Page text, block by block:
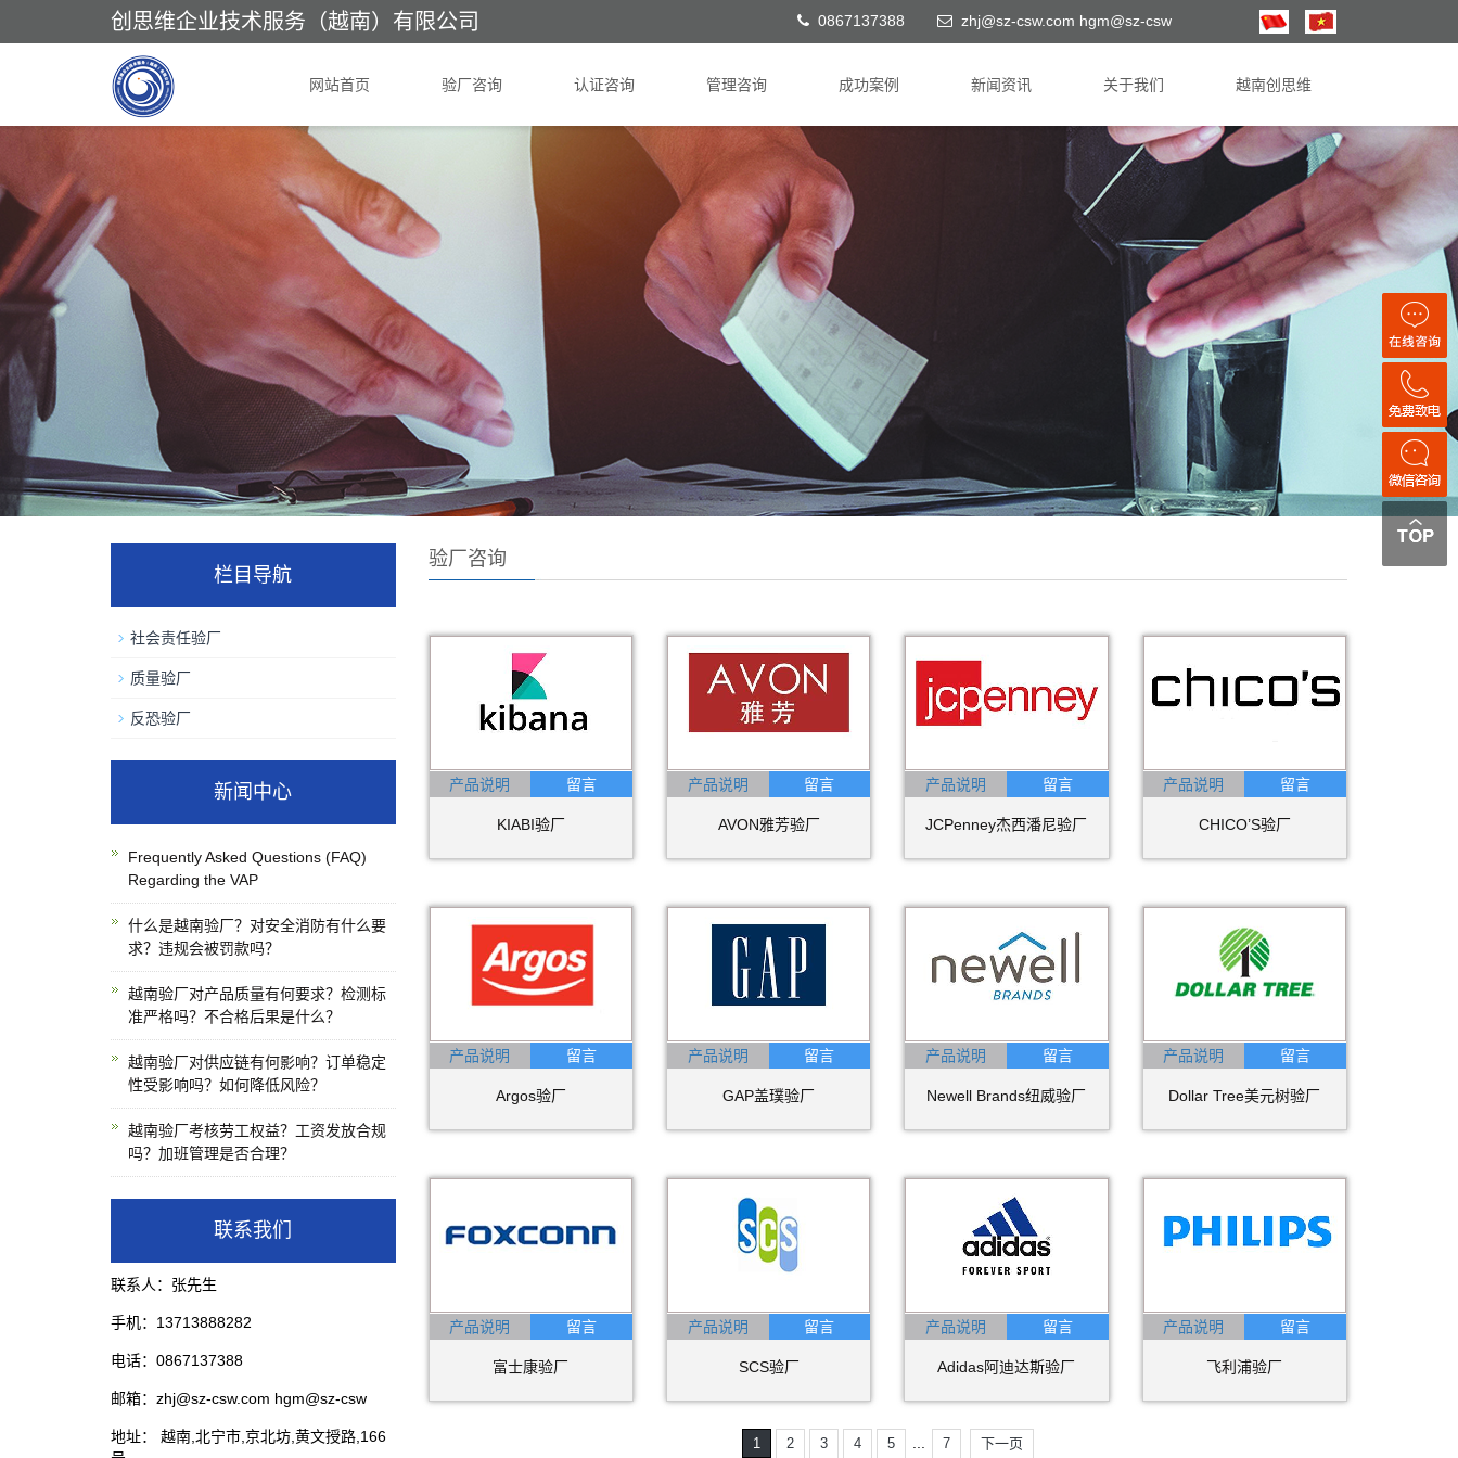
创思维企业技术服务（越南）有限公司 0867137388 zhj@sz-csw.com hgm@sz-csw
网站首页 验厂咨询 认证咨询 管理咨询 成功案例 新闻资讯 关于我们 越南创思维
验厂咨询
产品说明
KIABI验厂
产品说明
AVON雅芳验厂
产品说明
JCPenney杰西潘尼验厂
产品说明
CHICO’S验厂
产品说明
Argos验厂
产品说明
GAP盖璞验厂
产品说明
Newell Brands纽威验厂
产品说明
Dollar Tree美元树验厂
产品说明
富士康验厂
产品说明
SCS验厂
产品说明
Adidas阿迪达斯验厂
产品说明
飞利浦验厂
1 2 3 4 5 7 下一页
栏目导航
社会责任验厂
质量验厂
反恐验厂
新闻中心
Frequently Asked Questions (FAQ)
Regarding the VAP
什么是越南验厂？对安全消防有什么要
求？违规会被罚款吗？
越南验厂对产品质量有何要求？检测标
准严格吗？不合格后果是什么？
越南验厂对供应链有何影响？订单稳定
性受影响吗？如何降低风险？
越南验厂考核劳工权益？工资发放合规
吗？加班管理是否合理？
联系我们
联系人：张先生
手机：13713888282
电话：0867137388
邮箱：zhj@sz-csw.com hgm@sz-csw
地址： 越南,北宁市,京北坊,黄文授路,166